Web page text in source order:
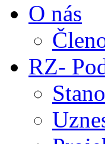
O nás
RZ-